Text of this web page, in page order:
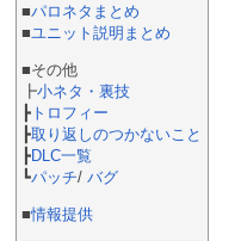
■パロネタまとめ
■ユニット説明まとめ
■その他
┣小ネタ・裏技
┣ トロフィー
┣取り返しのつかないこと
┣DLC一覧
┗パッチ/バグ
■情報提供